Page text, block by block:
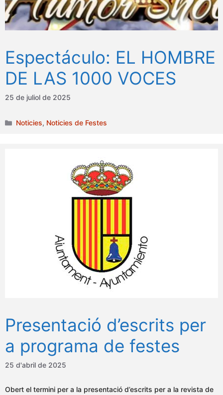
Espectáculo: EL HOMBRE
DE LAS 1000 VOCES
25 de juliol de 2025
Categories
Noticies, Noticies de Festes
Presentació d’escrits per
a programa de festes
25 d'abril de 2025
Obert el termini per a la presentació d’escrits per a la revista de